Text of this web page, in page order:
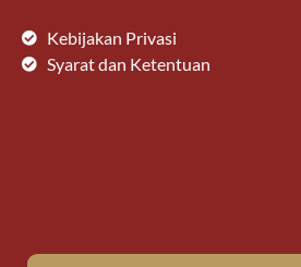
Kebijakan Privasi
Syarat dan Ketentuan